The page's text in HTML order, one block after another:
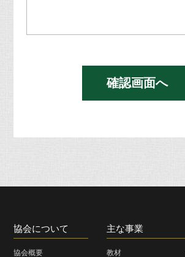
協会について
協会概要
主な事業
教材